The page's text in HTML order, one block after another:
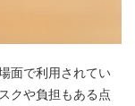
面で利用されてい
クや負担もある点